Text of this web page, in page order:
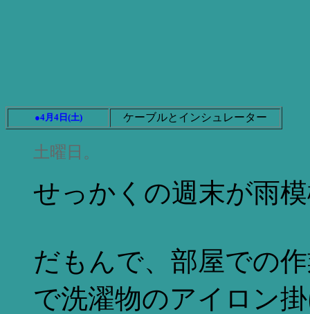
●4月4日(土) ケーブルとインシュレーター
土曜日。
せっかくの週末が雨
だもんで、部屋での
で洗濯物のアイロン